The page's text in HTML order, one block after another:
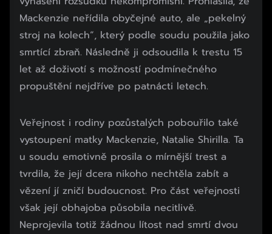
Mackenzie neřídila obyčejné auto, ale „pekelný
stroj na kolech“, který podle soudu použila jako
smrtící zbraň. Následně ji odsoudila k trestu 15
let až doživotí s možností podmínečného
propuštění nejdříve po patnácti letech.
Veřejnost i rodiny pozůstalých pobouřilo také
vystoupení matky Mackenzie, Natalie Shirilla. Ta
u soudu emotivně prosila o mírnější trest a
tvrdila, že její dcera nikoho nechtěla zabít a
vězení jí zničí budoucnost. Pro část veřejnosti
však její obhajoba působila necitlivě.
Neprojevila totiž žádnou lítost nad smrtí dvou